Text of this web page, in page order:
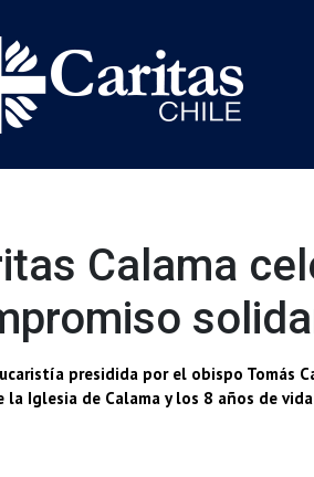
Calama
presidida por el obispo Tomás
la Iglesia de Calama y los 8 años de